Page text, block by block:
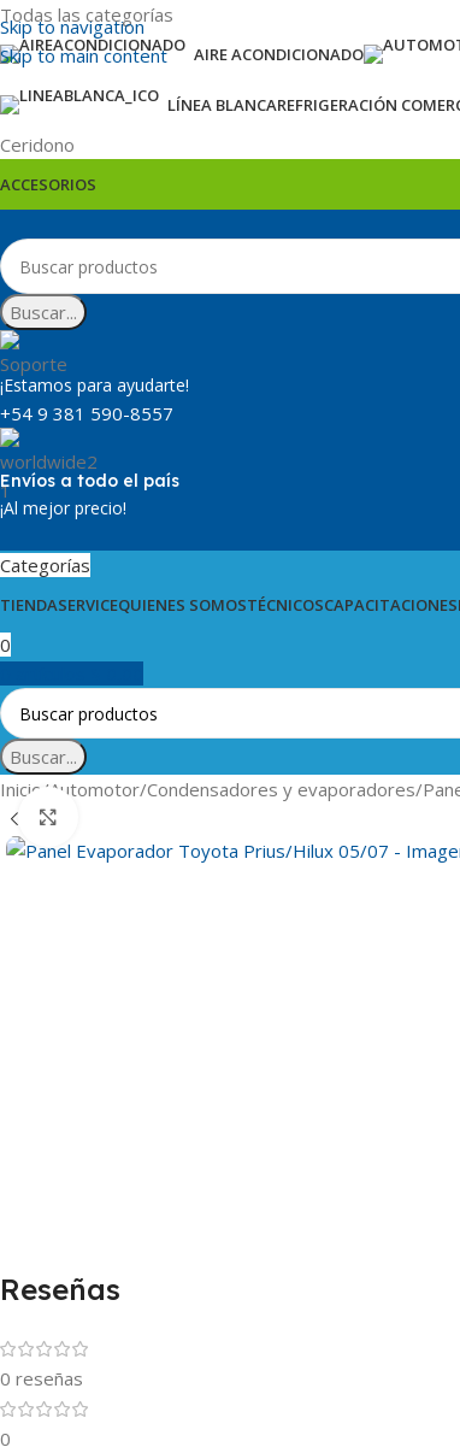
Skip to navigation
Skip to main content
Todas las categorías
AIRE ACONDICIONADO
LÍNEA BLANCAREFRIGERACIÓN
Ceridono
ACCESORIOS
Buscar...
¡Estamos para ayudarte!
+54 9 381 590-8557
Envíos a todo el país
¡Al mejor precio!
Categorías
TIENDASERVICEQUIENES SOMOSTÉCNICOSCAPACITACIONES
0
Buscar...
Inicio Automotor Condensadores y evaporadores
Reseñas
0 reseñas
0